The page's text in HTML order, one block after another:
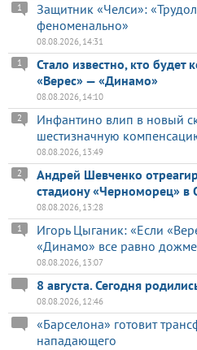
Защитник «Челси»:
феноменально»
1
08.08.2026, 14:31
Стало известно, кто будет
«Верес» — «Динамо»
1
08.08.2026, 14:10
Инфантино влип в новый
шестизначную
2
08.08.2026, 13:49
Андрей Шевченко
стадиону «Черноморец» в
2
08.08.2026, 13:28
Игорь Цыганик: «Если
«Динамо» все равно
1
08.08.2026, 13:07
8 августа. Сегодня
08.08.2026, 12:46
«Барселона» готовит
нападающего